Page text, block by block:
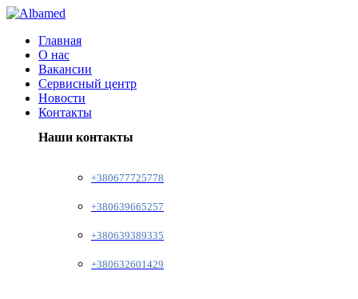
Главная
О нас
Вакансии
Сервисный центр
Новости
Контакты
Наши контакты
+380677725778
+380639665257
+380639389335
+380632601429